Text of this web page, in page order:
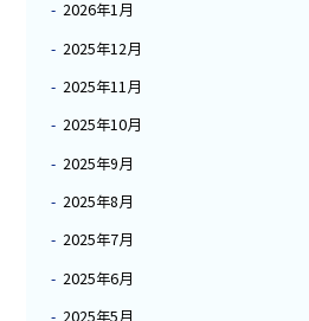
2026年1月
2025年12月
2025年11月
2025年10月
2025年9月
2025年8月
2025年7月
2025年6月
2025年5月